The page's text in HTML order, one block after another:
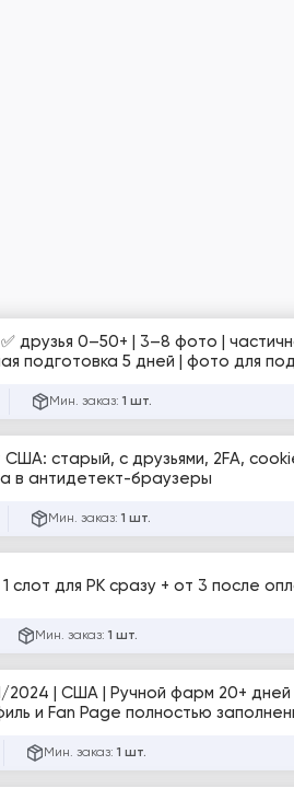
регистрация по номеру |
Мин. заказ: 1 шт.
старый, с друзьями, 2FA,
в антидетект-браузеры
Мин. заказ: 1 шт.
1 слот для РК сразу + от 3 после
Мин. заказ: 1 шт.
2024 | США | Ручной фарм 20+
и Fan Page полностью
Мин. заказ: 1 шт.